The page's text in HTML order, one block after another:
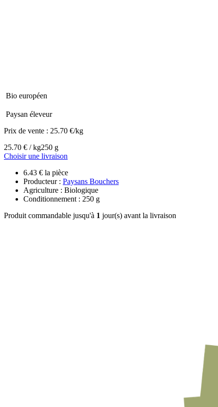
Bio européen
Paysan éleveur
Prix de vente : 25.70 €/kg
25.70 € / kg250 g
Choisir une livraison
6.43 € la pièce
Producteur : Paysans Bouchers
Agriculture : Biologique
Conditionnement : 250 g
Produit commandable jusqu'à 1 jour(s) avant la livraison